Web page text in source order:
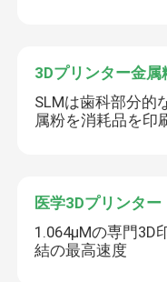
3Dプリンター金属
SLMは歯科部分的
属粉を消耗品を印
医学3Dプリンター
1.064μMの専門3D
結の最高速度